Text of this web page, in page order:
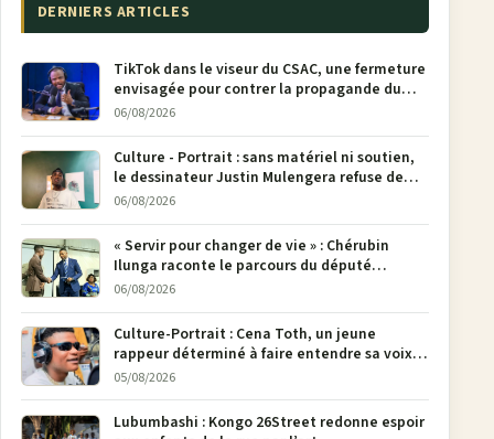
DERNIERS ARTICLES
TikTok dans le viseur du CSAC, une fermeture
envisagée pour contrer la propagande du
M23
06/08/2026
Culture - Portrait : sans matériel ni soutien,
le dessinateur Justin Mulengera refuse de
poser son crayon
06/08/2026
« Servir pour changer de vie » : Chérubin
Ilunga raconte le parcours du député
national Jethro Muyombi Tshimbu en 137
06/08/2026
Culture-Portrait : Cena Toth, un jeune
rappeur déterminé à faire entendre sa voix à
Bunia
05/08/2026
Lubumbashi : Kongo 26Street redonne espoir